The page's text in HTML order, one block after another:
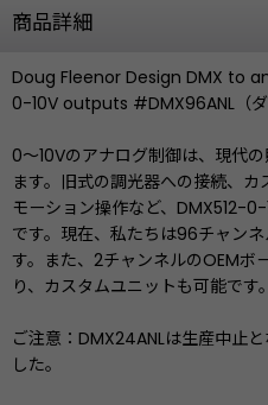
商品詳細
Doug Fleenor Design DMX to
0-10V outputs #DMX96ANL（ダ
0〜10Vのアナログ制御は、現代
ます。旧式の調光器への接続、カ
モーション操作など、DMX512-
です。現在、私たちは96チャン
す。また、2チャンネルのOEM
り、カスタムユニットも可能です。
ご注意：DMX24ANLは生産中止
した。